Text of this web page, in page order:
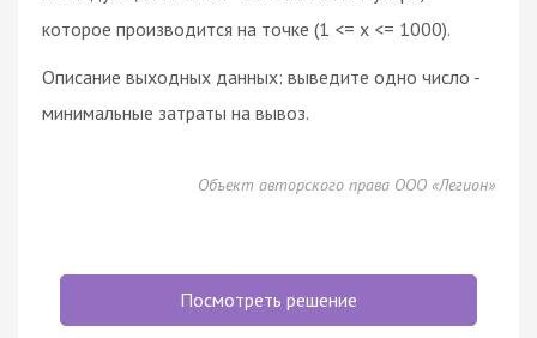
которое производится на точке (1 <= x <= 1000).
Описание выходных данных: выведите одно число -
минимальные затраты на вывоз.
Объект авторского права ООО «Легион»
Посмотреть решение